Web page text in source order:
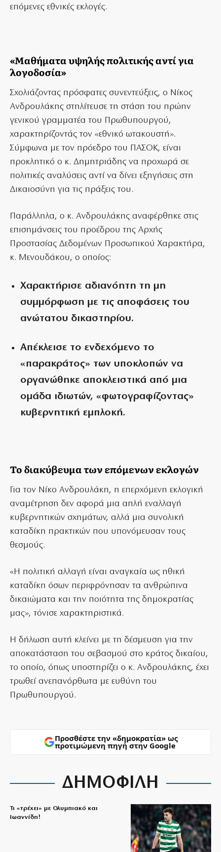
επόμενες εθνικές εκλογές.
«Μαθήματα υψηλής πολιτικής αντί για
λογοδοσία»
Σχολιάζοντας πρόσφατες συνεντεύξεις, ο Νίκος
Ανδρουλάκης στηλίτευσε τη στάση του πρώην
γενικού γραμματέα του Πρωθυπουργού,
χαρακτηρίζοντάς τον «εθνικό ωτακουστή».
Σύμφωνα με τον πρόεδρο του ΠΑΣΟΚ, είναι
προκλητικό ο κ. Δημητριάδης να προχωρά σε
πολιτικές αναλύσεις αντί να δίνει εξηγήσεις στη
Δικαιοσύνη για τις πράξεις του.
Παράλληλα, ο κ. Ανδρουλάκης αναφέρθηκε στις
επισημάνσεις του προέδρου της Αρχής
Προστασίας Δεδομένων Προσωπικού Χαρακτήρα,
κ. Μενουδάκου, ο οποίος:
Χαρακτήρισε αδιανόητη τη μη
συμμόρφωση με τις αποφάσεις του
ανώτατου δικαστηρίου.
Απέκλεισε το ενδεχόμενο το
«παρακράτος» των υποκλοπών να
οργανώθηκε αποκλειστικά από μια
ομάδα ιδιωτών, «φωτογραφίζοντας»
κυβερνητική εμπλοκή.
Το διακύβευμα των επόμενων εκλογών
Για τον Νίκο Ανδρουλάκη, η επερχόμενη εκλογική
αναμέτρηση δεν αφορά μια απλή εναλλαγή
κυβερνητικών σχημάτων, αλλά μια συνολική
καταδίκη πρακτικών που υπονόμευσαν τους
θεσμούς.
«Η πολιτική αλλαγή είναι αναγκαία ως ηθική
καταδίκη όσων περιφρόνησαν τα ανθρώπινα
δικαιώματα και την ποιότητα της δημοκρατίας
μας», τόνισε χαρακτηριστικά.
Η δήλωση αυτή κλείνει με τη δέσμευση για την
αποκατάσταση του σεβασμού στο κράτος δικαίου,
το οποίο, όπως υποστηρίζει ο κ. Ανδρουλάκης, έχει
τρωθεί ανεπανόρθωτα με ευθύνη του
Πρωθυπουργού.
Προσθέστε την «δημοκρατία» ως
προτιμώμενη πηγή στην Google
ΔΗΜΟΦΙΛΗ
Τι «τρέχει» με Ολυμπιακό και
Ιωαννίδη!